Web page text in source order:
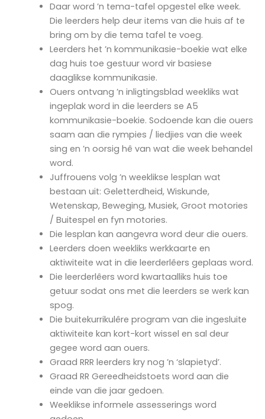
Daar word ʼn tema-tafel opgestel elke week.
Die leerders help deur items van die huis af te
bring om by die tema tafel te voeg.
Leerders het ʼn kommunikasie-boekie wat elke
dag huis toe gestuur word vir basiese
daaglikse kommunikasie.
Ouers ontvang ʼn inligtingsblad weekliks wat
ingeplak word in die leerders se A5
kommunikasie-boekie. Sodoende kan die ouers
saam aan die rympies / liedjies van die week
sing en ʼn oorsig hê van wat die week behandel
word.
Juffrouens volg ʼn weeklikse lesplan wat
bestaan uit: Geletterdheid, Wiskunde,
Wetenskap, Beweging, Musiek, Groot motories
/ Buitespel en fyn motories.
Die lesplan kan aangevra word deur die ouers.
Leerders doen weekliks werkkaarte en
aktiwiteite wat in die leerderlêers geplaas word.
Die leerderlêers word kwartaalliks huis toe
getuur sodat ons met die leerders se werk kan
spog.
Die buitekurrikulêre program van die ingesluite
aktiwiteite kan kort-kort wissel en sal deur
gegee word aan ouers.
Graad RRR leerders kry nog ʼn ‘slapietyd’.
Graad RR Gereedheidstoets word aan die
einde van die jaar gedoen.
Weeklikse informele assesserings word